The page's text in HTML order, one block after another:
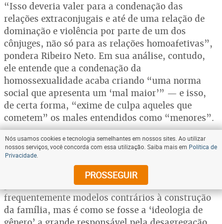
“Isso deveria valer para a condenação das
relações extraconjugais e até de uma relação de
dominação e violência por parte de um dos
cônjuges, não só para as relações homoafetivas”,
pondera Ribeiro Neto. Em sua análise, contudo,
ele entende que a condenação da
homossexualidade acaba criando “uma norma
social que apresenta um ‘mal maior’” — e isso,
de certa forma, “exime de culpa aqueles que
cometem” os males entendidos como “menores”.
“Por exemplo: o homem é adúltero, trai sua
esposa e não respeita outras mulheres. Mas isso
não é considerado tão grave, pois ele não é
homossexual…”, reflete, com ironia. “A
publicidade e o consumismo oferecem
frequentemente modelos contrários à construção
da família, mas é como se fosse a ‘ideologia de
Nós usamos cookies e tecnologia semelhantes em nossos sites. Ao utilizar
nossos serviços, você concorda com essa utilização. Saiba mais em Política de
Privacidade
PROSSEGUIR